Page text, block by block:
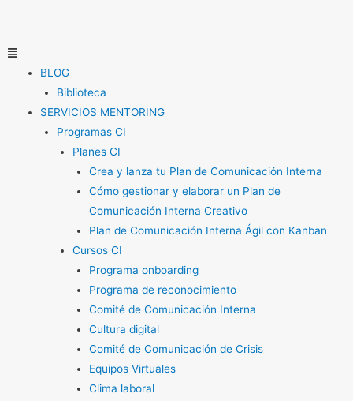
contenido
Menú
BLOG
Biblioteca
SERVICIOS MENTORING
Programas CI
Planes CI
Crea y lanza tu Plan de Comunicación Interna
Cómo gestionar y elaborar un Plan de
Comunicación Interna Creativo
Plan de Comunicación Interna Ágil con Kanban
Cursos CI
Programa onboarding
Programa de reconocimiento
Comité de Comunicación Interna
Cultura digital
Comité de Comunicación de Crisis
Equipos Virtuales
Clima laboral